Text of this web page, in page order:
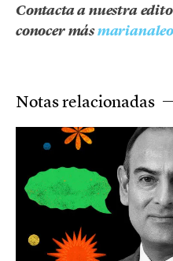
Contacta a nuestra
conocer más
Notas relacionadas